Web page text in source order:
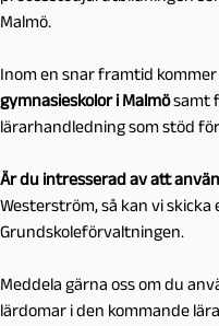
Malmö.
Inom en snar framtid
gymnasieskolor i Malmösamt
lärarhandledning som stöd
Är du intresserad av att
Westerström, så kan vi skicka
Grundskoleförvaltningen.
Meddela gärna oss om du
lärdomar i den kommande